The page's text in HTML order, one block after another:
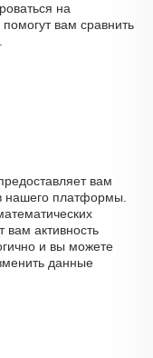
на
вам сравнить
вам
нашего платформы.
вам активность
и вы можете
данные